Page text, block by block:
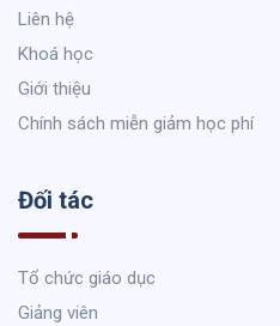
Liên hệ
Khoá học
Giới thiệu
Chính sách miễn giảm học phí
Đối tác
Tổ chức giáo dục
Giảng viên